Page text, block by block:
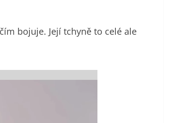
bojuje. Její tchyně to celé ale